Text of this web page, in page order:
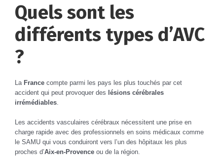
Quels sont les
différents types d’AVC
?
La France compte parmi les pays les plus touchés par cet
accident qui peut provoquer des lésions cérébrales
irrémédiables
Les accidents vasculaires cérébraux nécessitent une prise en
charge rapide avec des professionnels en soins médicaux comme
le SAMU qui vous conduiront vers l’un des hôpitaux les plus
proches d’Aix-en-Provence ou de la région.